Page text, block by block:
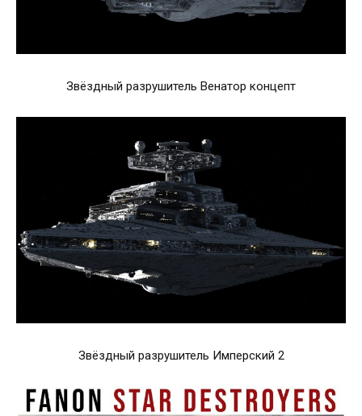
Звёздный разрушитель Венатор концепт
Звёздный разрушитель Имперский 2